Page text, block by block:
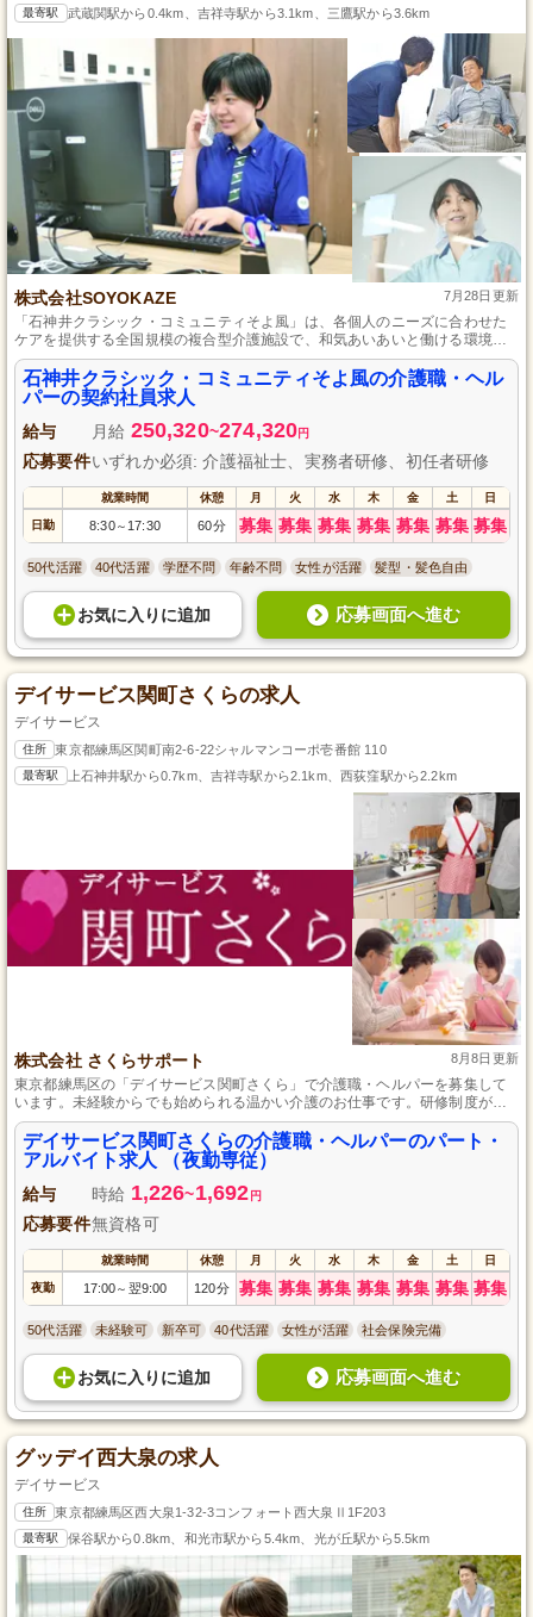
最寄駅 武蔵関駅から0.4km、吉祥寺駅から3.1km、三鷹駅から3.6km
株式会社SOYOKAZE 7月28日更新
「石神井クラシック・コミュニティそよ風」は、各個人のニーズに合わせた
ケアを提供する全国規模の複合型介護施設で、和気あいあいと働ける環境や
スキルアップのための研修制度も充実しています。
石神井クラシック・コミュニティそよ風の介護職・ヘル
パーの契約社員求人
給与 月給 250,320~274,320円
応募要件いずれか必須: 介護福祉士、実務者研修、初任者研修
就業時間 休憩 月 火 水 木 金 土 日
日勤 8:30～ 17:30 60分 募集 募集 募集 募集 募集 募集 募集
50代活躍 40代活躍 学歴不問 年齢不問 女性が活躍 髪型・髪色自由
お気に入り に追加 応募画面へ進む
デイサービス関町さくらの求人
デイサービス
住所 東京都練馬区関町南2-6-22シャルマンコーポ壱番館 110
最寄駅 上石神井駅から0.7km、吉祥寺駅から2.1km、西荻窪駅から2.2km
株式会社 さくらサポート 8月8日更新
東京都練馬区の「デイサービス関町さくら」で介護職・ヘルパーを募集して
います。未経験からでも始められる温かい介護のお仕事です。研修制度が整
っており、あなたの「やさしさ」と「笑顔」で利用者様をサポートしてくだ
さい。パート・アルバイトで柔軟な働き方が可能です。一緒に介護の世界で
スキルアップを目指しましょう。
デイサービス関町さくらの介護職・ヘルパーのパート・
アルバイト求人 （夜勤専従）
給与 時給 1,226~1,692 円
応募要件無資格可
就業時間 休憩 月 火 水 木 金 土 日
夜勤 17:00～ 翌9:00 120分 募集 募集 募集 募集 募集 募集 募集
50代活躍 未経験可 新卒可 40代活躍 女性が活躍 社会保険完備
お気に入り に追加 応募画面へ進む
グッデイ西大泉の求人
デイサービス
住所 東京都練馬区西大泉1-32-3コンフォート西大泉Ⅱ1F203
最寄駅 保谷駅から0.8km、和光市駅から5.4km、光が丘駅から5.5km